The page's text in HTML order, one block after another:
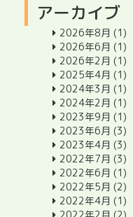
アーカイブ
2026年8月 (1)
2026年6月 (1)
2026年2月 (1)
2025年4月 (1)
2024年3月 (1)
2024年2月 (1)
2023年9月 (1)
2023年6月 (3)
2023年4月 (3)
2022年7月 (3)
2022年6月 (1)
2022年5月 (2)
2022年4月 (1)